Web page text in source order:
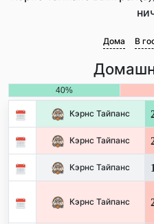
Дома В
40%
Кэрнс Тайпанс
Кэрнс Тайпанс
Кэрнс Тайпанс
Кэрнс Тайпанс